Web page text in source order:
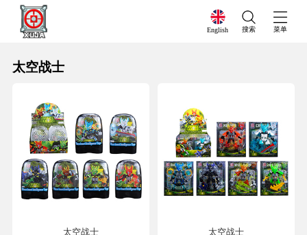
English 搜索 菜单
太空战士
太空战士
太空战士